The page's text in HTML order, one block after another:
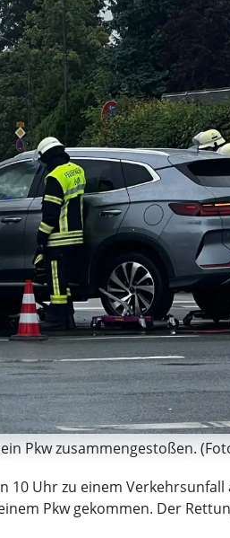
Pkw zusammengestoßen.
10 Uhr zu einem
Pkw gekommen. Der